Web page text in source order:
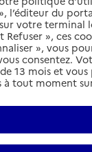
l’éditeur du
votre terminal
», ces
», vous
consentez.
13 mois et
tout moment